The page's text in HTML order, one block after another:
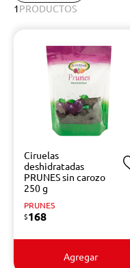
1PRODUCTOS
Ciruelas
deshidratadas
PRUNES sin carozo
250 g
PRUNES
$168
Agregar